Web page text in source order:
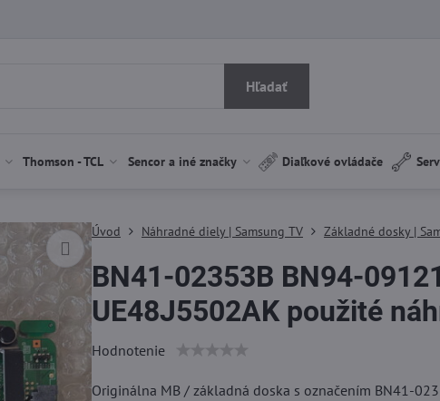
Hľadať
Thomson - TCL Sencor a iné značky Diaľkové ovládače
Úvod Náhradné diely | Samsung TV Základné dosky |
BN41-02353B BN94-
UE48J5502AK použité
Hodnotenie
Originálna MB / základná doska s označením BN41-